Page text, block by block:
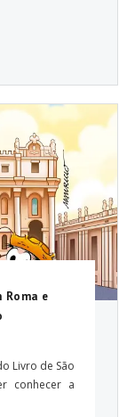
Roma e
Livro de São
conhecer a